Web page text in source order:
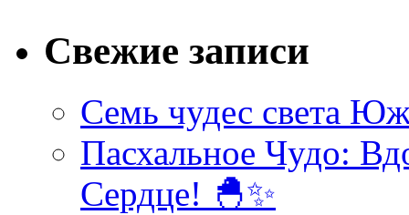
Свежие записи
Семь чудес света
Пасхальное Чудо:
Сердце! 🐣✨